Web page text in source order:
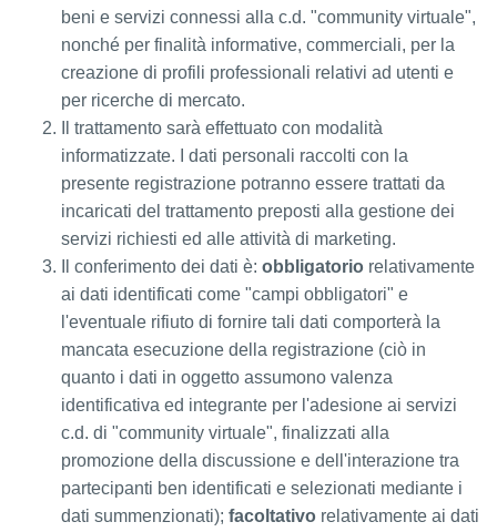
beni e servizi connessi alla c.d. "community virtuale",
nonché per finalità informative, commerciali, per la
creazione di profili professionali relativi ad utenti e
per ricerche di mercato.
Il trattamento sarà effettuato con modalità
informatizzate. I dati personali raccolti con la
presente registrazione potranno essere trattati da
incaricati del trattamento preposti alla gestione dei
servizi richiesti ed alle attività di marketing.
Il conferimento dei dati è: obbligatorio relativamente
ai dati identificati come "campi obbligatori" e
l'eventuale rifiuto di fornire tali dati comporterà la
mancata esecuzione della registrazione (ciò in
quanto i dati in oggetto assumono valenza
identificativa ed integrante per l'adesione ai servizi
c.d. di "community virtuale", finalizzati alla
promozione della discussione e dell'interazione tra
partecipanti ben identificati e selezionati mediante i
dati summenzionati); facoltativo relativamente ai dati